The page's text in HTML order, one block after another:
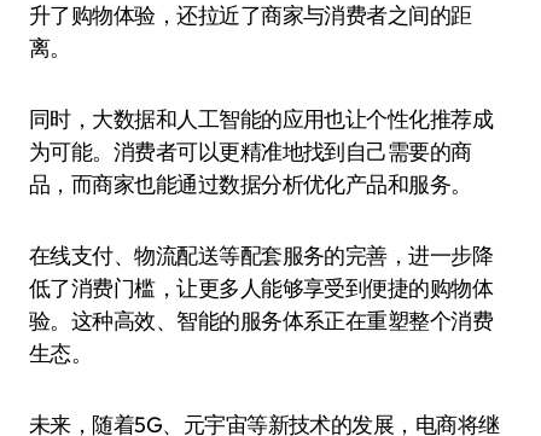
升了购物体验，还拉近了商家与消费者之间的距
离。
同时，大数据和人工智能的应用也让个性化推荐成
为可能。消费者可以更精准地找到自己需要的商
品，而商家也能通过数据分析优化产品和服务。
在线支付、物流配送等配套服务的完善，进一步降
低了消费门槛，让更多人能够享受到便捷的购物体
验。这种高效、智能的服务体系正在重塑整个消费
生态。
未来，随着5G、元宇宙等新技术的发展，电商将继